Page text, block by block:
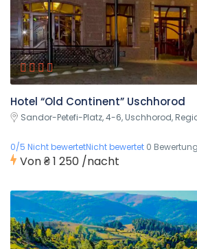
Hotel “Old Continent” Uschhorod
Sandor-Petefi-Platz, 4-6, Uschhorod,
0/5 Nicht bewertetNicht bewertet 0
Von₴ 1 250 /nacht